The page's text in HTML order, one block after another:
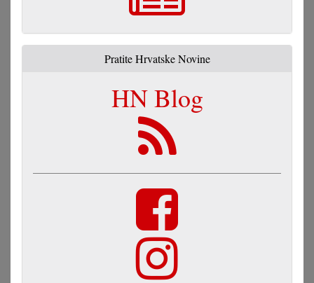
Pratite Hrvatske Novine
HN Blog